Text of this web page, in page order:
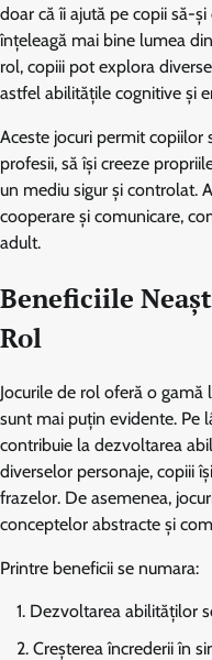
doar că îi ajută pe copii să-
înțeleagă mai bine lumea
rol, copiii pot explora
astfel abilitățile cognitive și
Aceste jocuri permit copiilor
profesii, să își creeze
un mediu sigur și controlat.
cooperare și comunicare,
adult.
Beneficiile
Rol
Jocurile de rol oferă o gamă
sunt mai puțin evidente. Pe
contribuie la dezvoltarea
diverselor personaje, copiii
frazelor. De asemenea,
conceptelor abstracte și
Printre beneficii se numara:
Dezvoltarea abilităților
Creșterea încrederii în